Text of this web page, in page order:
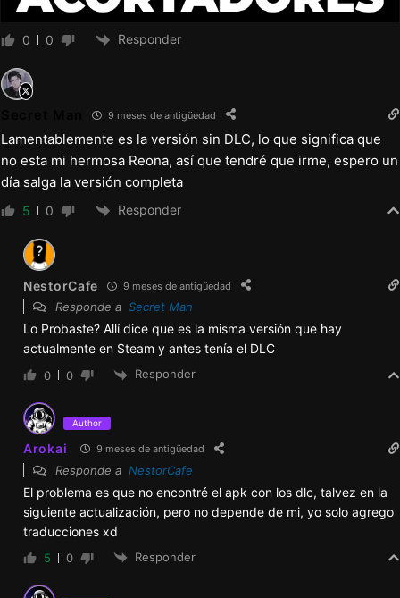
– Rastreador de historia más claro para el
entrenamiento de artes marciales
– Superposición de ubicación sobre el menú
rápido
– Sprite de Mike desnudo
– Faltan fondos en la fiesta de Navidad de la
– Corte de pelo de Reona durante el baile
erótico
– Sasha_ballgag indefinido
– Baile erótico en el baño de Shiori
– Ligera modificación en el horario de Kleio
para que se ajuste mejor al tiempo de
Morgan en el pub
– Errores ortográficos
Otros:
– Añadir lanzamiento al lanzador de
0 0 Responder
9 meses de antigüedad
Lamentablemente es la versión sin DLC, lo que significa que
no esta mi hermosa Reona, así que tendré que irme, espero un
día salga la versión completa
5 0 Responder
NestorCafe 9 meses de antigüedad
Responde a Secret Man
Lo Probaste? Allí dice que es la misma versión que hay
actualmente en Steam y antes tenía el DLC
0 0 Responder
Author
Arokai 9 meses de antigüedad
Responde a NestorCafe
El problema es que no encontré el apk con los dlc, talvez en la
siguiente actualización, pero no depende de mi, yo solo agrego
traducciones xd
5 0 Responder